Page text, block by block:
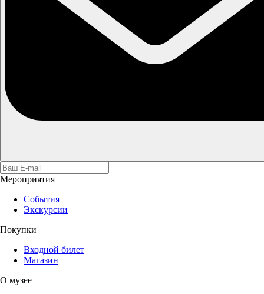
Мероприятия
События
Экскурсии
Покупки
Входной билет
Магазин
О музее